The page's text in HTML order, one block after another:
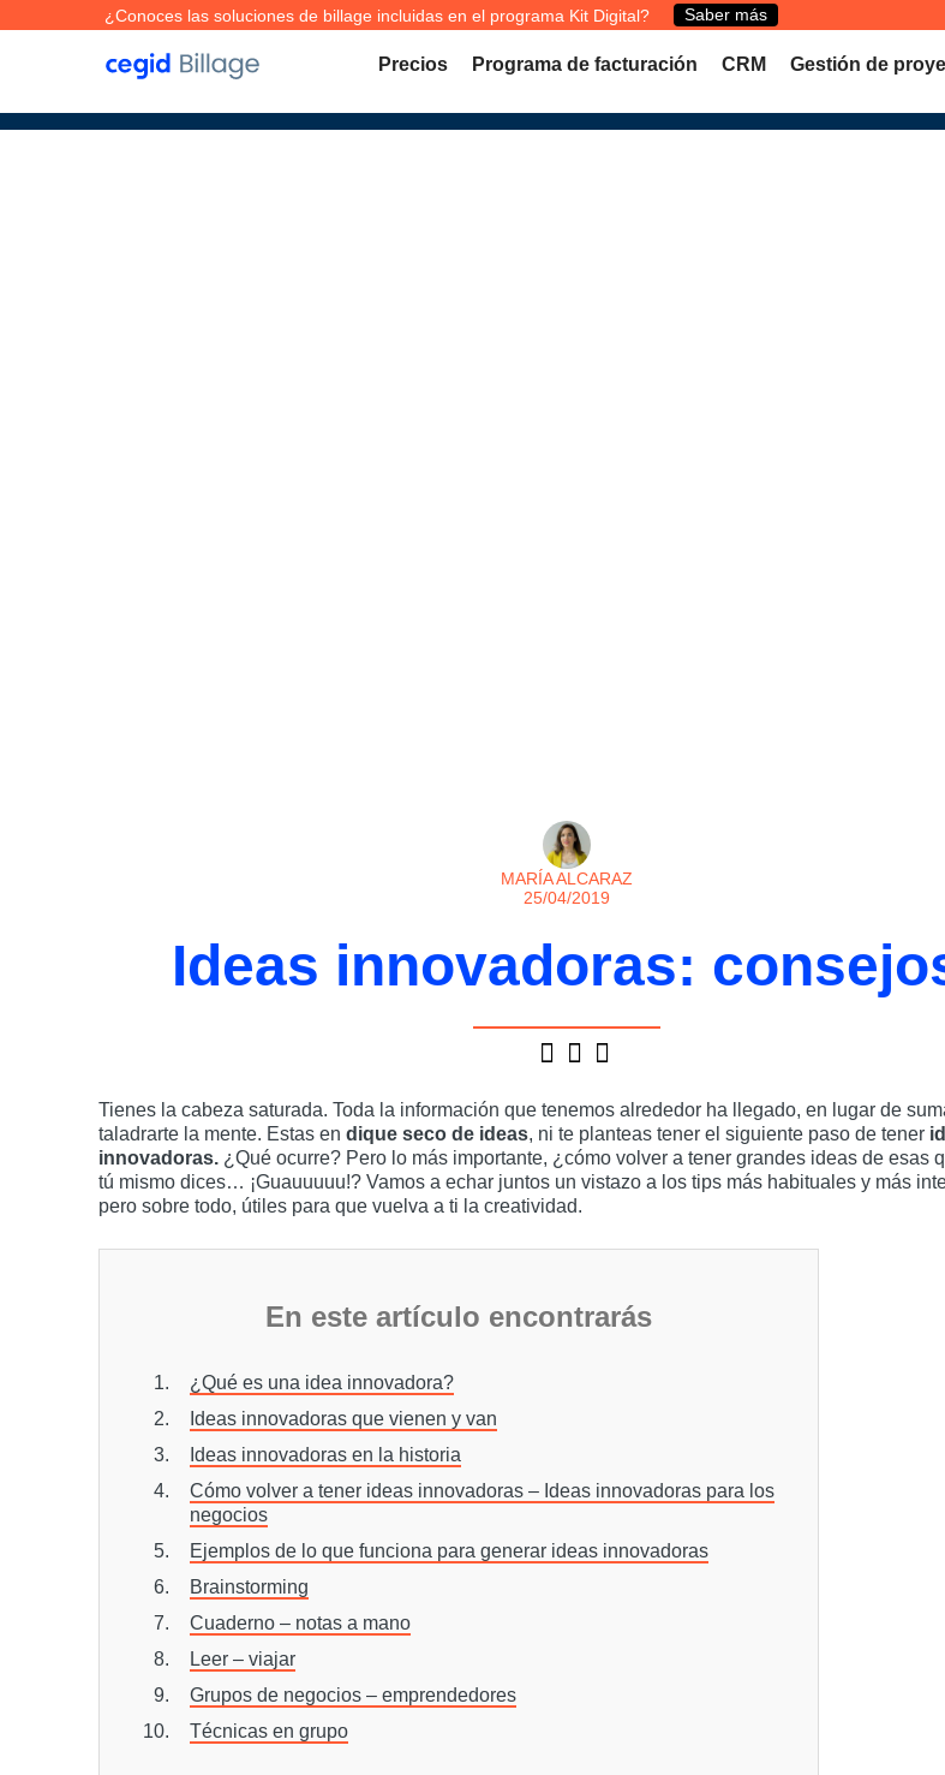
¿Conoces las soluciones de billage incluidas en el programa Kit Digital? Saber más
Precios Programa de facturación CRM Gestión de
MARÍA ALCARAZ
25/04/2019
Ideas innovadoras:
Tienes la cabeza saturada. Toda la información que tenemos alrededor ha llegado, en lugar de
taladrarte la mente. Estas en dique seco de ideas, ni te planteas tener el siguiente paso de tener
innovadoras. ¿Qué ocurre? Pero lo más importante, ¿cómo volver a tener grandes ideas de esas
tú mismo dices… ¡Guauuuuu!? Vamos a echar juntos un vistazo a los tips más habituales y más
pero sobre todo, útiles para que vuelva a ti la creatividad.
En este artículo encontrarás
¿Qué es una idea innovadora?
Ideas innovadoras que vienen y van
Ideas innovadoras en la historia
Cómo volver a tener ideas innovadoras – Ideas innovadoras para los
negocios
Ejemplos de lo que funciona para generar ideas innovadoras
Brainstorming
Cuaderno – notas a mano
Leer – viajar
Grupos de negocios – emprendedores
Técnicas en grupo